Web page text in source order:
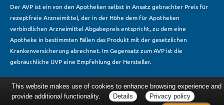
Der AVP ist ein von den Apotheken selbst in Ansatz gebrachter Preis für
rezeptfreie Arzneimittel, der in der Höhe dem für Apotheken
verbindlichen Arzneimittel Abgabepreis entspricht, zu dem eine
Apotheke in bestimmten Fällen das Produkt mit der gesetzlichen
Krankenversicherung abrechnet. Im Gegensatz zum AVP ist die
gebräuchliche UVP eine Empfehlung der Hersteller.
This website makes use of cookies to enhance browsing experience and
provide additional functionality.
Details Privacy policy